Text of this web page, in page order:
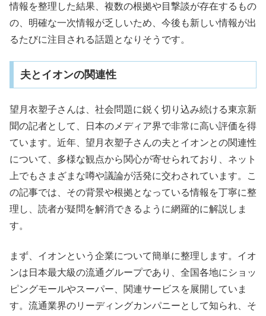
情報を整理した結果、複数の根拠や目撃談が存在するもの
の、明確な一次情報が乏しいため、今後も新しい情報が出
るたびに注目される話題となりそうです。
夫とイオンの関連性
望月衣塑子さんは、社会問題に鋭く切り込み続ける東京新
聞の記者として、日本のメディア界で非常に高い評価を得
ています。近年、望月衣塑子さんの夫とイオンとの関連性
について、多様な観点から関心が寄せられており、ネット
上でもさまざまな噂や議論が活発に交わされています。こ
の記事では、その背景や根拠となっている情報を丁寧に整
理し、読者が疑問を解消できるように網羅的に解説しま
す。
まず、イオンという企業について簡単に整理します。イオ
ンは日本最大級の流通グループであり、全国各地にショッ
ピングモールやスーパー、関連サービスを展開していま
す。流通業界のリーディングカンパニーとして知られ、そ